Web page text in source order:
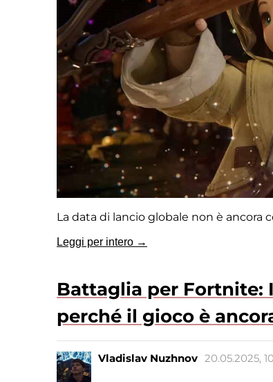
La data di lancio globale non è ancora
Leggi per intero →
Battaglia per Fortnite:
perché il gioco è
Vladislav Nuzhnov 20.05.2025,